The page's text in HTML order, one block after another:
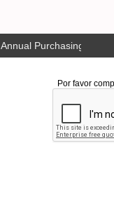
Annual Purchasing Plan
Por favor